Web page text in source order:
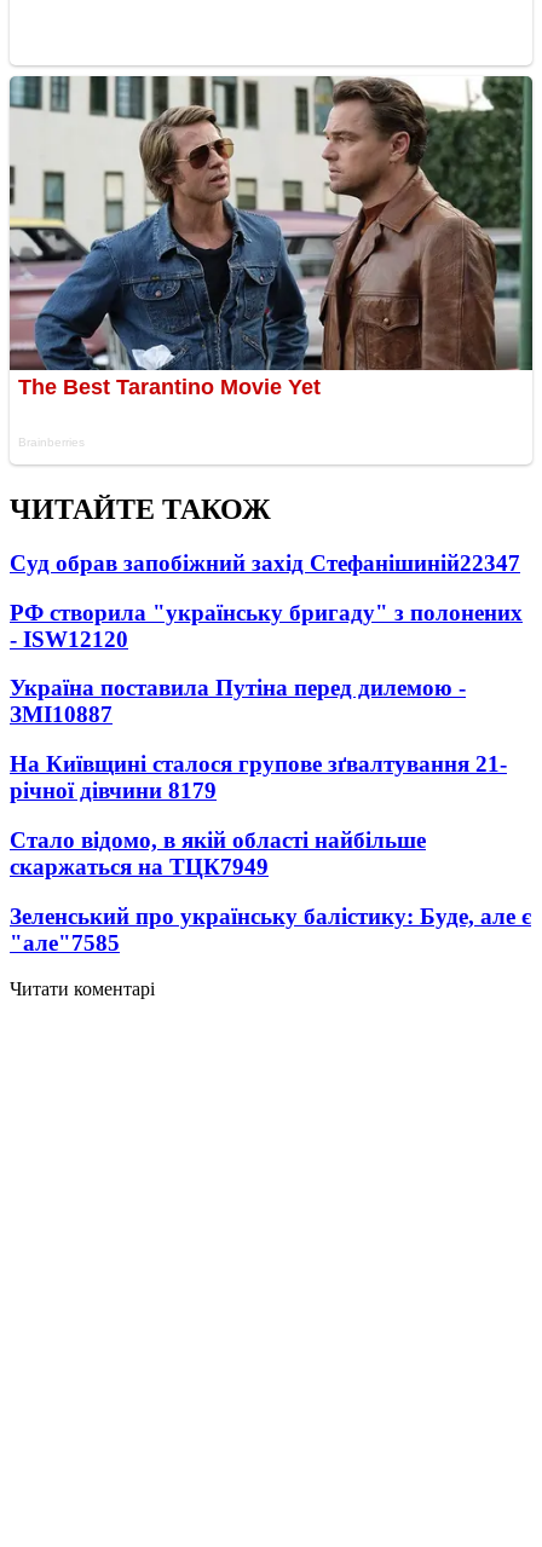
ЧИТАЙТЕ ТАКОЖ
Суд обрав запобіжний захід Стефанішиній22347
РФ створила "українську бригаду" з полонених
- ISW12120
Україна поставила Путіна перед дилемою -
ЗМІ10887
На Київщині сталося групове зґвалтування 21-
річної дівчини 8179
Стало відомо, в якій області найбільше
скаржаться на ТЦК7949
Зеленський про українську балістику: Буде, але є
"але"7585
Читати коментарі